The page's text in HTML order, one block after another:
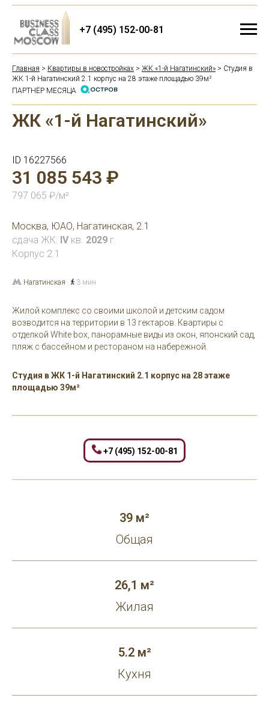
+7 (495) 152-00-81
Главная > Квартиры в новостройках > ЖК «1-й Нагатинский» > Студия в
ЖК 1-й Нагатинский 2.1 корпус на 28 этаже площадью 39м²
ПАРТНЁР МЕСЯЦА
ЖК «1-й Нагатинский»
ID 16227566
31 085 543 ₽
797 065 ₽/м²
Москва, ЮАО, Нагатинская, 2.1
сдача ЖК: IV кв. 2029 г.
Корпус 2.1
Нагатинская 3 мин
Жилой комплекс со своими школой и детским садом
возводится на территории в 13 гектаров. Квартиры с
отделкой White box, панорамные виды из окон, японский сад,
пляж с бассейном и рестораном на набережной.
Студия в ЖК 1-й Нагатинский 2.1 корпус на 28 этаже
площадью 39м²
+7 (495) 152-00-81
39 м²
Общая
26,1 м²
Жилая
5.2 м²
Кухня